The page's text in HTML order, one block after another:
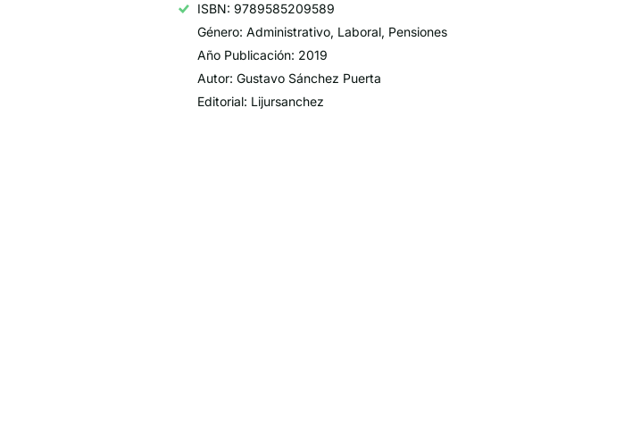
ISBN: 9789585209589
Género: Administrativo, Laboral, Pensiones
Año Publicación: 2019
Autor: Gustavo Sánchez Puerta
Editorial: Lijursanchez